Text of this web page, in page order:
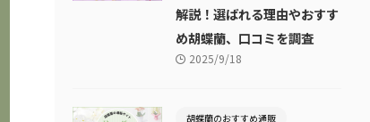
解説！選ばれる理由やおすす
め胡蝶蘭、口コミを調査
2025/9/18
胡蝶蘭のおすすめ通販